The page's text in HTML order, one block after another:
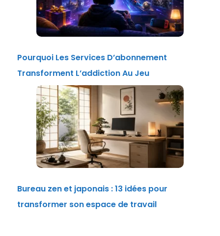
Pourquoi Les Services D’abonnement
Transforment L’addiction Au Jeu
Bureau zen et japonais : 13 idées pour
transformer son espace de travail